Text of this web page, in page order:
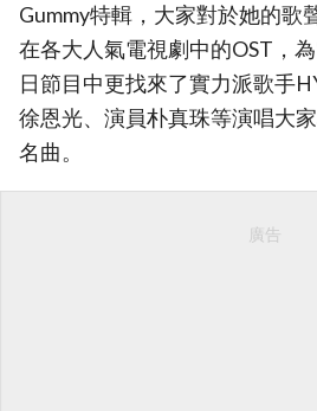
Gummy特輯，大家對於她的歌
在各大人氣電視劇中的OST，
日節目中更找來了實力派歌手
徐恩光、演員朴真珠等演唱大
名曲。
廣告